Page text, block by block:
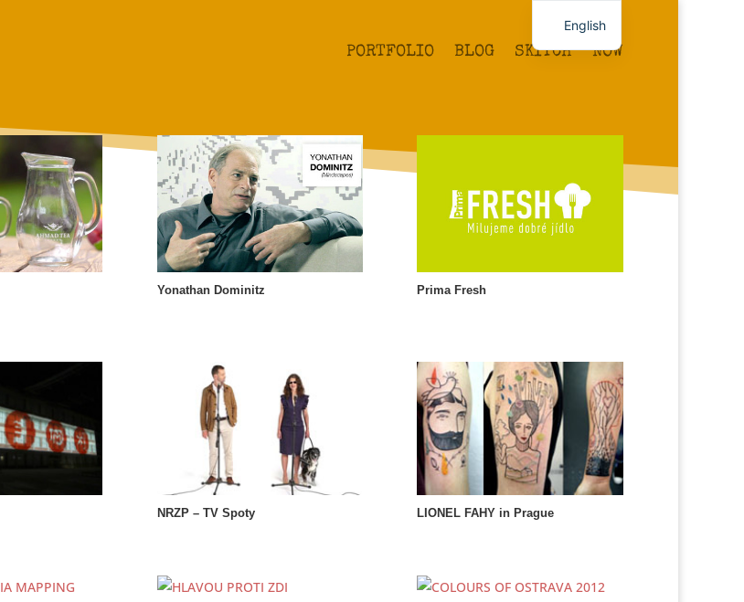
PORTFOLIO BLOG SKITCH NOW
Yonathan Dominitz Prima Fresh
NRZP – TV Spoty LIONEL FAHY in Prague
English
Czech